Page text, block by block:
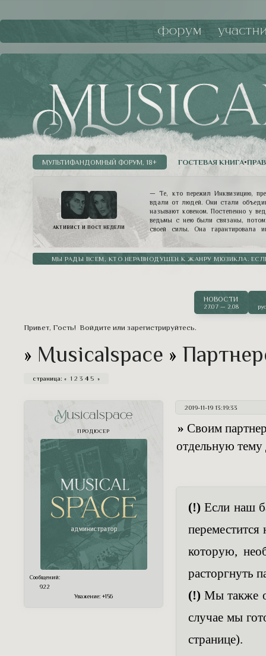
— Те, кто пережил Инквизицию,
вдали от людей. Они стали
называют ковеном. Постепенно у
ведьмы с нею были связаны,
своей силы. Она гарантировала
власть. Ведьмы ее слушают. Они
такой четкой иерархии снова было
Мессир, действительно,
АКТИВИСТ И ПОСТ НЕДЕЛИ
ГОСТЕВАЯ КНИГА•
МУЛЬТИФАНДОМНЫЙ ФОРУМ, 18+
МЫ РАДЫ ВСЕМ, КТО НЕРАВНОДУШЕН К ЖАНРУ МЮЗИКЛА.
форум
НОВОСТИ
27.07 — 2.08
Привет, Гость! Войдите илизарегистрируйтесь.
» Musicalspace »
страница: « 1 2 3 4 5 »
2019-11-19 13:19:33
Musicalspace
ПРОДЮСЕР
Сообщений:
922
Уважение: +156
» Своим
отдельную
(!) Если наш
которую,
расторгнуть
(!) Мы также
случае мы
странице).